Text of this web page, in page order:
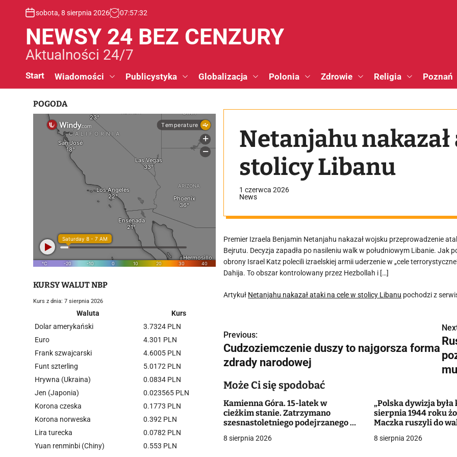
sobota, 8 sierpnia 2026 07:57:33
NEWSY 24 BEZ CENZURY
Aktualności 24/7
Start Wiadomości Publicystyka Globalizacja Polonia Zdrowie Religia Poznań
Netanjahu
stolicy Libanu
1 czerwca 2026
News
Premier Izraela Benjamin Netanjahu nakazał wojsku przeprowadzenie
Bejrutu. Decyzja zapadła po nasileniu walk w południowym Libanie. Jak
obrony Israel Katz polecili izraelskiej armii uderzenie w „cele
Dahija. To obszar kontrolowany przez Hezbollah i […]
Artykuł Netanjahu nakazał ataki na cele w stolicy Libanu pochodzi z
N
a
w
i
g
a
Previous:
Cudzoziemczenie duszy to najgorsza forma
zdrady narodowej
Może Ci się spodobać
Kamienna Góra. 15-latek w
cieżkim stanie. Zatrzymano
szesnastoletniego podejrzanego o
8 sierpnia 2026
„Polska dywizja
sierpnia 1944 roku
Maczka ruszyli do
8 sierpnia 2026
POGODA
KURSY WALUT NBP
Kurs z dnia: 7 sierpnia 2026
Waluta
Kurs
Dolar amerykański
3.7324 PLN
Euro
4.301 PLN
Frank szwajcarski
4.6005 PLN
Funt szterling
5.0172 PLN
Hrywna (Ukraina)
0.0834 PLN
Jen (Japonia)
0.023565 PLN
Korona czeska
0.1773 PLN
Korona norweska
0.392 PLN
Lira turecka
0.0782 PLN
Yuan renminbi (Chiny)
0.553 PLN